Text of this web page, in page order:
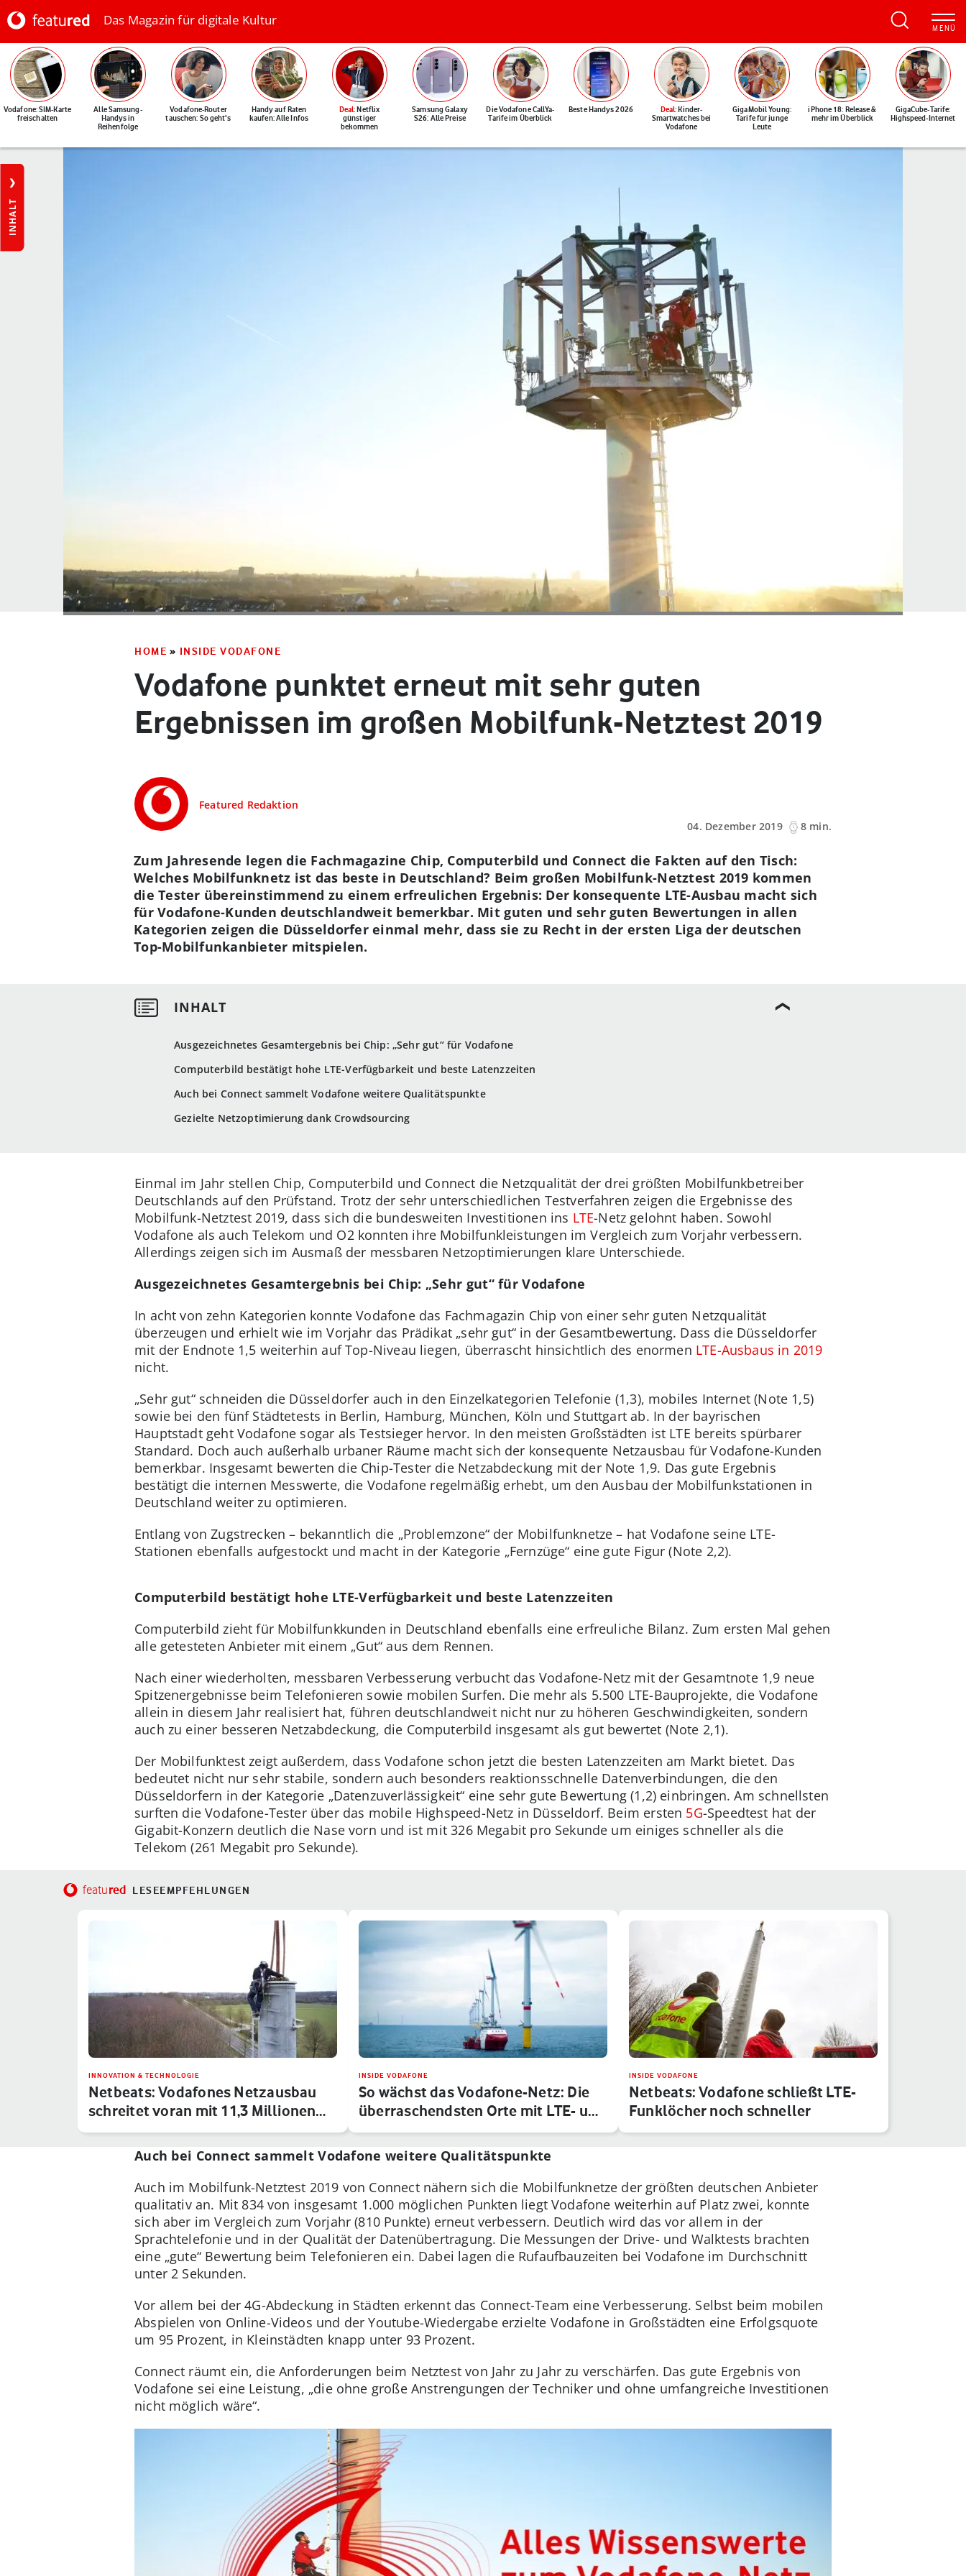
Das Magazin für digitale Kultur
Vodafone: SIM-Karte
freischalten
Alle Samsung-
Handys in
Reihenfolge
Vodafone-Router
tauschen: So geht's
Handy auf Raten
kaufen: Alle Infos
Deal: Netflix
günstiger
bekommen
Samsung Galaxy
S26: Alle Preise
Die Vodafone CallYa-
Tarife im Überblick
Beste Handys 2026 Deal: Kinder-
Smartwatches bei
Vodafone
GigaMobil Young:
Tarife für junge
Leute
iPhone 18: Release &
mehr im Überblick
GigaCube-Tarife:
Highspeed-Internet
INHALT
HOME » INSIDE VODAFONE
Vodafone punktet erneut mit sehr guten
Ergebnissen im großen Mobilfunk-Netztest 2019
Featured Redaktion
04. Dezember 2019
8 min.
Ausgezeichnetes Gesamtergebnis bei Chip: „Sehr gut“ für Vodafone
Computerbild bestätigt hohe LTE-Verfügbarkeit und beste Latenzzeiten
Auch bei Connect sammelt Vodafone weitere Qualitätspunkte
Gezielte Netzoptimierung dank Crowdsourcing
Zum Jahresende legen die Fachmagazine Chip, Computerbild und Connect die Fakten auf den Tisch:
Welches Mobilfunknetz ist das beste in Deutschland? Beim großen Mobilfunk-Netztest 2019 kommen
die Tester übereinstimmend zu einem erfreulichen Ergebnis: Der konsequente LTE-Ausbau macht sich
für Vodafone-Kunden deutschlandweit bemerkbar. Mit guten und sehr guten Bewertungen in allen
Kategorien zeigen die Düsseldorfer einmal mehr, dass sie zu Recht in der ersten Liga der deutschen
Top-Mobilfunkanbieter mitspielen.
Einmal im Jahr stellen Chip, Computerbild und Connect die Netzqualität der drei größten Mobilfunkbetreiber
Deutschlands auf den Prüfstand. Trotz der sehr unterschiedlichen Testverfahren zeigen die Ergebnisse des
Mobilfunk-Netztest 2019, dass sich die bundesweiten Investitionen ins LTE-Netz gelohnt haben. Sowohl
Vodafone als auch Telekom und O2 konnten ihre Mobilfunkleistungen im Vergleich zum Vorjahr verbessern.
Allerdings zeigen sich im Ausmaß der messbaren Netzoptimierungen klare Unterschiede.
Ausgezeichnetes Gesamtergebnis bei Chip: „Sehr gut“ für Vodafone
In acht von zehn Kategorien konnte Vodafone das Fachmagazin Chip von einer sehr guten Netzqualität
überzeugen und erhielt wie im Vorjahr das Prädikat „sehr gut“ in der Gesamtbewertung. Dass die Düsseldorfer
mit der Endnote 1,5 weiterhin auf Top-Niveau liegen, überrascht hinsichtlich des enormen LTE-Ausbaus in 2019
nicht.
„Sehr gut“ schneiden die Düsseldorfer auch in den Einzelkategorien Telefonie (1,3), mobiles Internet (Note 1,5)
sowie bei den fünf Städtetests in Berlin, Hamburg, München, Köln und Stuttgart ab. In der bayrischen
Hauptstadt geht Vodafone sogar als Testsieger hervor. In den meisten Großstädten ist LTE bereits spürbarer
Standard. Doch auch außerhalb urbaner Räume macht sich der konsequente Netzausbau für Vodafone-Kunden
bemerkbar. Insgesamt bewerten die Chip-Tester die Netzabdeckung mit der Note 1,9. Das gute Ergebnis
bestätigt die internen Messwerte, die Vodafone regelmäßig erhebt, um den Ausbau der Mobilfunkstationen in
Deutschland weiter zu optimieren.
Entlang von Zugstrecken – bekanntlich die „Problemzone“ der Mobilfunknetze – hat Vodafone seine LTE-
Stationen ebenfalls aufgestockt und macht in der Kategorie „Fernzüge“ eine gute Figur (Note 2,2).
Computerbild bestätigt hohe LTE-Verfügbarkeit und beste Latenzzeiten
Computerbild zieht für Mobilfunkkunden in Deutschland ebenfalls eine erfreuliche Bilanz. Zum ersten Mal gehen
alle getesteten Anbieter mit einem „Gut“ aus dem Rennen.
Nach einer wiederholten, messbaren Verbesserung verbucht das Vodafone-Netz mit der Gesamtnote 1,9 neue
Spitzenergebnisse beim Telefonieren sowie mobilen Surfen. Die mehr als 5.500 LTE-Bauprojekte, die Vodafone
allein in diesem Jahr realisiert hat, führen deutschlandweit nicht nur zu höheren Geschwindigkeiten, sondern
auch zu einer besseren Netzabdeckung, die Computerbild insgesamt als gut bewertet (Note 2,1).
Der Mobilfunktest zeigt außerdem, dass Vodafone schon jetzt die besten Latenzzeiten am Markt bietet. Das
bedeutet nicht nur sehr stabile, sondern auch besonders reaktionsschnelle Datenverbindungen, die den
Düsseldorfern in der Kategorie „Datenzuverlässigkeit“ eine sehr gute Bewertung (1,2) einbringen. Am schnellsten
surften die Vodafone-Tester über das mobile Highspeed-Netz in Düsseldorf. Beim ersten 5G-Speedtest hat der
Gigabit-Konzern deutlich die Nase vorn und ist mit 326 Megabit pro Sekunde um einiges schneller als die
Telekom (261 Megabit pro Sekunde).
featured LESEEMPFEHLUNGEN
INNOVATION & TECHNOLOGIE
Netbeats: Vodafones Netzausbau
schreitet voran mit 11,3 Millionen…
INSIDE VODAFONE
So wächst das Vodafone-Netz: Die
überraschendsten Orte mit LTE- u…
INSIDE VODAFONE
Netbeats: Vodafone schließt LTE-
Funklöcher noch schneller
Auch bei Connect sammelt Vodafone weitere Qualitätspunkte
Auch im Mobilfunk-Netztest 2019 von Connect nähern sich die Mobilfunknetze der größten deutschen Anbieter
qualitativ an. Mit 834 von insgesamt 1.000 möglichen Punkten liegt Vodafone weiterhin auf Platz zwei, konnte
sich aber im Vergleich zum Vorjahr (810 Punkte) erneut verbessern. Deutlich wird das vor allem in der
Sprachtelefonie und in der Qualität der Datenübertragung. Die Messungen der Drive- und Walktests brachten
eine „gute“ Bewertung beim Telefonieren ein. Dabei lagen die Rufaufbauzeiten bei Vodafone im Durchschnitt
unter 2 Sekunden.
Vor allem bei der 4G-Abdeckung in Städten erkennt das Connect-Team eine Verbesserung. Selbst beim mobilen
Abspielen von Online-Videos und der Youtube-Wiedergabe erzielte Vodafone in Großstädten eine Erfolgsquote
um 95 Prozent, in Kleinstädten knapp unter 93 Prozent.
Connect räumt ein, die Anforderungen beim Netztest von Jahr zu Jahr zu verschärfen. Das gute Ergebnis von
Vodafone sei eine Leistung, „die ohne große Anstrengungen der Techniker und ohne umfangreiche Investitionen
nicht möglich wäre“.